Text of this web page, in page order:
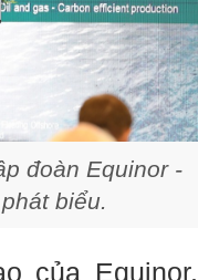
đoàn Equinor -
biểu.
của Equinor,